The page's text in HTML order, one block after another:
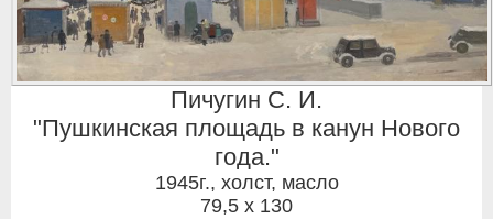
Пичугин С. И.
"Пушкинская площадь в канун Нового
года."
1945г., холст, масло
79,5 x 130